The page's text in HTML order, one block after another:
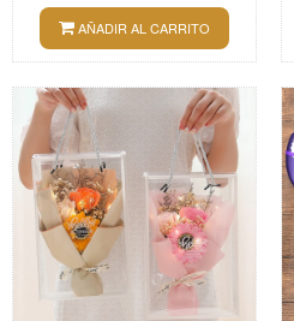
AÑADIR AL CARRITO